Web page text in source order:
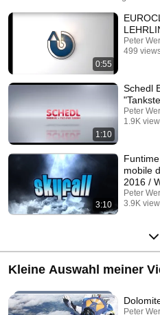
0:55
Peter
499
1:10
Schedl
Peter
1.9K
3:10
mobile
2016 /
Peter
3.9K
Kleine Auswahl meiner
Peter